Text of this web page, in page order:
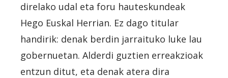
direlako udal eta foru hauteskundeak
Hego Euskal Herrian. Ez dago titular
handirik: denak berdin jarraituko luke lau
gobernuetan. Alderdi guztien erreakzioak
entzun ditut, eta denak atera dira